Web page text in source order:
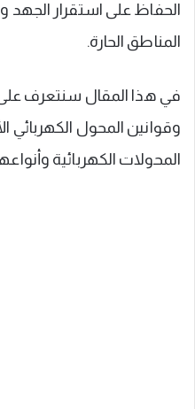
الحفاظ على استقرار الجهد
المناطق الحارة.
في هذا المقال سنتعرف
وقوانين المحول الكهربائي
المحولات الكهربائية